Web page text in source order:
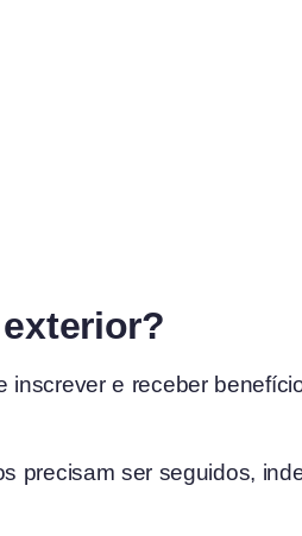
e receber
precisam ser seguidos,